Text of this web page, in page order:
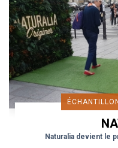
Naturalia devient le